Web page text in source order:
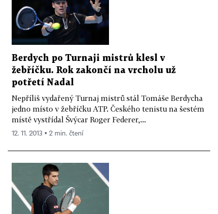
Berdych po Turnaji mistrů klesl v
žebříčku. Rok zakončí na vrcholu už
potřetí Nadal
Nepříliš vydařený Turnaj mistrů stál Tomáše Berdycha
jedno místo v žebříčku ATP. Českého tenistu na šestém
místě vystřídal Švýcar Roger Federer,...
12. 11. 2013 ▪ 2 min. čtení